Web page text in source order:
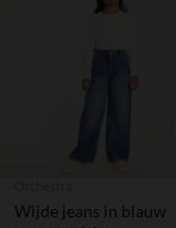
Wijde jeans in blauw